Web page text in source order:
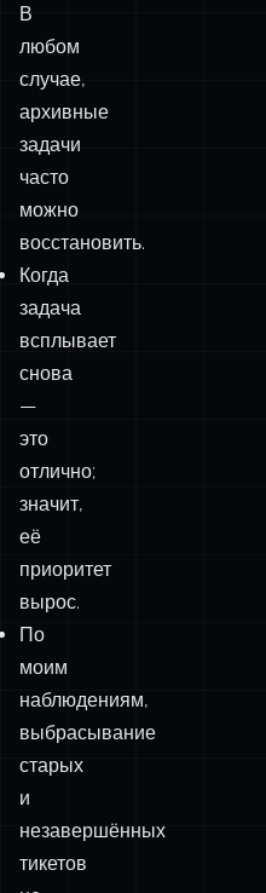
В
любом
случае,
архивные
задачи
часто
можно
восстановить.
Когда
задача
всплывает
снова
—
это
отлично;
значит,
её
приоритет
вырос.
По
моим
наблюдениям,
выбрасывание
старых
и
незавершённых
тикетов